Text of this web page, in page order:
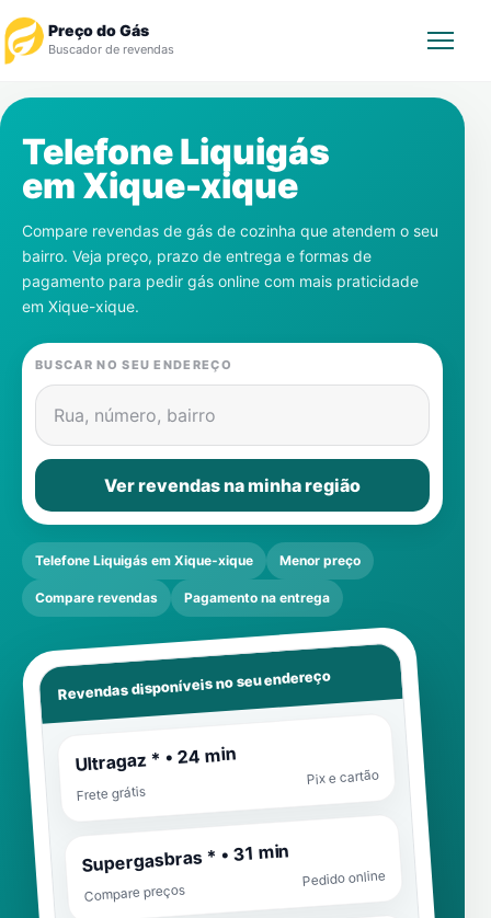
Preço do Gás
Buscador de revendas
Revendedor
Notícias
Cadastre-se
Gás
Contatos
Telefone Liquigás
em Xique-xique
Compare revendas de gás de cozinha que atendem o seu
bairro. Veja preço, prazo de entrega e formas de
pagamento para pedir gás online com mais praticidade
em Xique-xique.
BUSCAR NO SEU ENDEREÇO
Rua, número, bairro
Ver revendas na minha região
Telefone Liquigás em Xique-xique Menor preço
Compare revendas Pagamento na entrega
Revendas disponíveis no seu endereço
Ultragaz * • 24 min
Frete grátis
Pix e cartão
Supergasbras * • 31 min
Compare preços
Pedido online